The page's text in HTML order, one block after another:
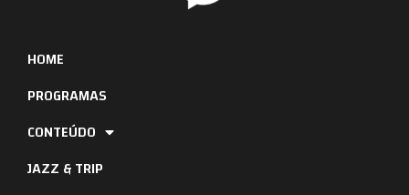
HOME
PROGRAMAS
CONTEÚDO
JAZZ & TRIP